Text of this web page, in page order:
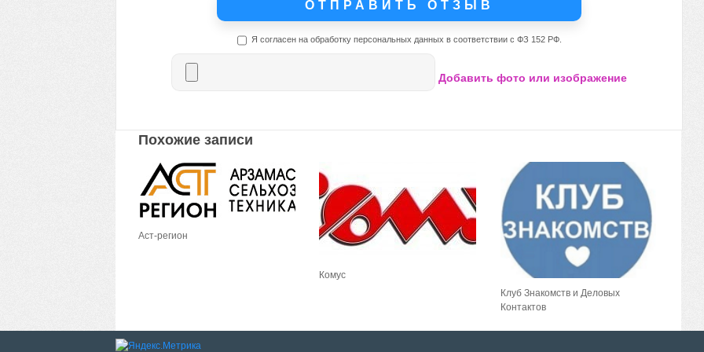
Я согласен на обработку персональных данных в соответствии с ФЗ 152 РФ.
Добавить фото или изображение
Похожие записи
Аст-регион
Комус
Клуб Знакомств и Деловых
Контактов